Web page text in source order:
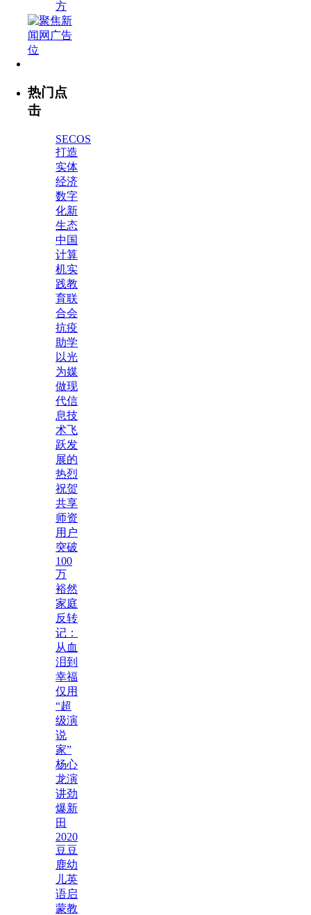
方
热门点
击
SECOS
打造
实体
经济
数字
化新
生态
中国
计算
机实
践教
育联
合会
抗疫
助学
以光
为媒
做现
代信
息技
术飞
跃发
展的
热烈
祝贺
共享
师资
用户
突破
100
万
裕然
家庭
反转
记：
从血
泪到
幸福
仅用
“超
级演
说
家”
杨心
龙演
讲劲
爆新
田
2020
豆豆
鹿幼
儿英
语启
蒙教